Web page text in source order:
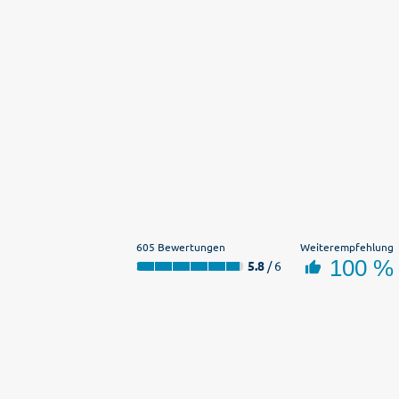
605 Bewertungen
5.8 / 6
Weiterempfehlung
100 %